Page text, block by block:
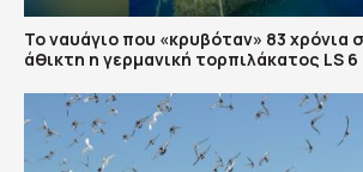
Το ναυάγιο που «κρυβόταν» 83 χρόνια
άθικτη η γερμανική τορπιλάκατος LS 6